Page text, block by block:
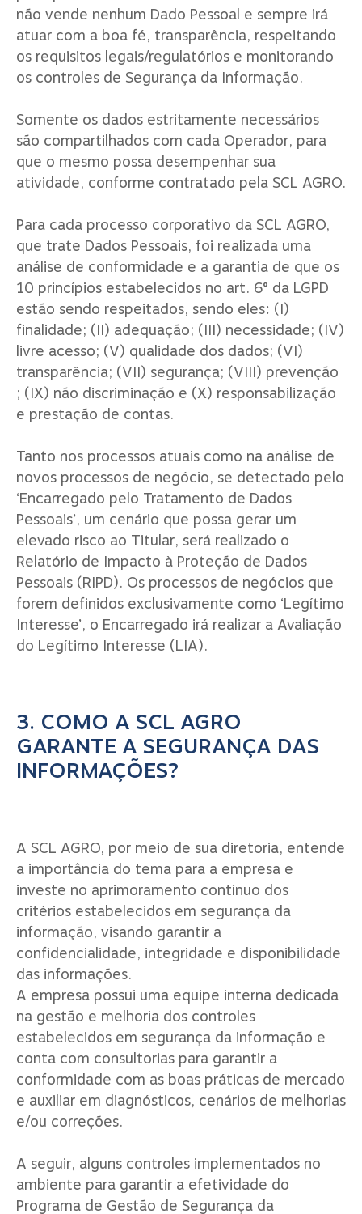
não vende nenhum Dado Pessoal e sempre irá
atuar com a boa fé, transparência, respeitando
os requisitos legais/regulatórios e monitorando
os controles de Segurança da Informação.
Somente os dados estritamente necessários
são compartilhados com cada Operador, para
que o mesmo possa desempenhar sua
atividade, conforme contratado pela SCL AGRO.
Para cada processo corporativo da SCL AGRO,
que trate Dados Pessoais, foi realizada uma
análise de conformidade e a garantia de que os
10 princípios estabelecidos no art. 6° da LGPD
estão sendo respeitados, sendo eles: (I)
finalidade; (II) adequação; (III) necessidade; (IV)
livre acesso; (V) qualidade dos dados; (VI)
transparência; (VII) segurança; (VIII) prevenção
; (IX) não discriminação e (X) responsabilização
e prestação de contas.
Tanto nos processos atuais como na análise de
novos processos de negócio, se detectado pelo
‘Encarregado pelo Tratamento de Dados
Pessoais’, um cenário que possa gerar um
elevado risco ao Titular, será realizado o
Relatório de Impacto à Proteção de Dados
Pessoais (RIPD). Os processos de negócios que
forem definidos exclusivamente como ‘Legítimo
Interesse’, o Encarregado irá realizar a Avaliação
do Legítimo Interesse (LIA).
3. COMO A SCL AGRO
GARANTE A SEGURANÇA DAS
INFORMAÇÕES?
A SCL AGRO, por meio de sua diretoria, entende
a importância do tema para a empresa e
investe no aprimoramento contínuo dos
critérios estabelecidos em segurança da
informação, visando garantir a
confidencialidade, integridade e disponibilidade
das informações.
A empresa possui uma equipe interna dedicada
na gestão e melhoria dos controles
estabelecidos em segurança da informação e
conta com consultorias para garantir a
conformidade com as boas práticas de mercado
e auxiliar em diagnósticos, cenários de melhorias
e/ou correções.
A seguir, alguns controles implementados no
ambiente para garantir a efetividade do
Programa de Gestão de Segurança da